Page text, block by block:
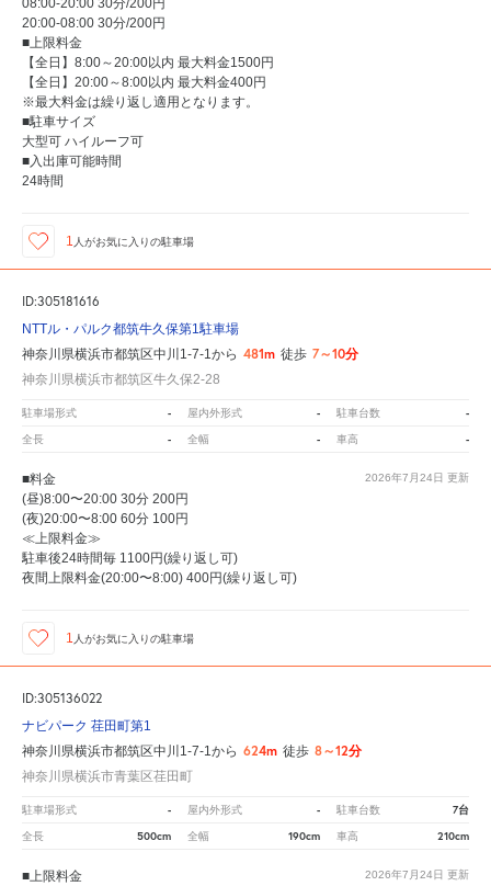
08:00-20:00 30分/200円
20:00-08:00 30分/200円
■上限料金
【全日】8:00～20:00以内 最大料金1500円
【全日】20:00～8:00以内 最大料金400円
※最大料金は繰り返し適用となります。
■駐車サイズ
大型可 ハイルーフ可
■入出庫可能時間
24時間
1 人がお気に入りの駐車場
ID:305181616
NTTル・パルク都筑牛久保第1駐車場
神奈川県横浜市都筑区中川1-7-1から 481m 徒歩 7～10分
神奈川県横浜市都筑区牛久保2-28
駐車場形式 - 屋内外形式 - 駐車台数 -
全長 - 全幅 - 車高 -
2026年7月24日 更新
■料金
(昼)8:00〜20:00 30分 200円
(夜)20:00〜8:00 60分 100円
≪上限料金≫
駐車後24時間毎 1100円(繰り返し可)
夜間上限料金(20:00〜8:00) 400円(繰り返し可)
1 人がお気に入りの駐車場
ID:305136022
ナビパーク 荏田町第1
神奈川県横浜市都筑区中川1-7-1から 624m 徒歩 8～12分
神奈川県横浜市青葉区荏田町
駐車場形式 - 屋内外形式 - 駐車台数 7台
全長 500cm 全幅 190cm 車高 210cm
2026年7月24日 更新
■上限料金